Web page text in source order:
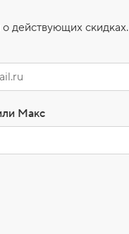
действующих скидках.
Макс